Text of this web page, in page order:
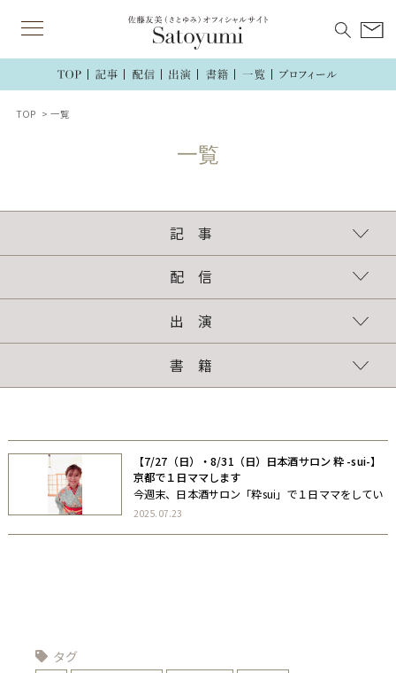
TOP 一覧
記 事
配 信
出 演
書 籍
【7/27（日）・8/31（日）日本酒サロン 粋 -sui-】
京都で１日ママします
今週末、日本酒サロン「粋sui」で１日ママをしてい
ます。 18時スタートで、23時ラストオーダー。ふら
2025.07.23
タグ